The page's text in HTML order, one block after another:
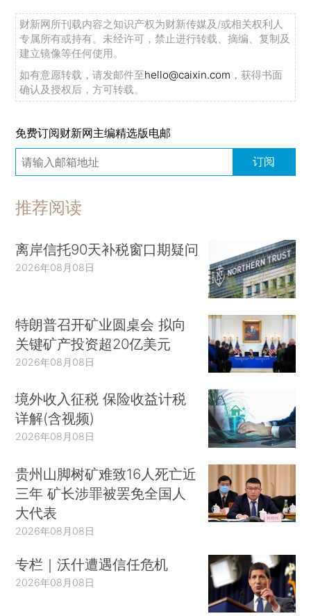
财新网所刊载内容之知识产权为财新传媒及/或相关权利人
专属所有或持有。未经许可，禁止进行转载、摘编、复制及
建立镜像等任何使用。
如有意愿转载，请发邮件至hello@caixin.com ，获得书面
确认及授权后，方可转载。
免费订阅财新网主编精选版电邮
订阅
推荐阅读
离岸信托90天补税窗口期疑问
2026年08月08日
特朗普召开矿业圆桌会 拟向
关键矿产投资超20亿美元
2026年08月08日
境外收入征税 保险收益计税
详解(含视频)
2026年08月08日
贵州山脚树矿难致16人死亡近
三年 矿长涉罪被罢免全国人
大代表
2026年08月08日
专栏｜沃什遭遇信任危机
2026年08月08日